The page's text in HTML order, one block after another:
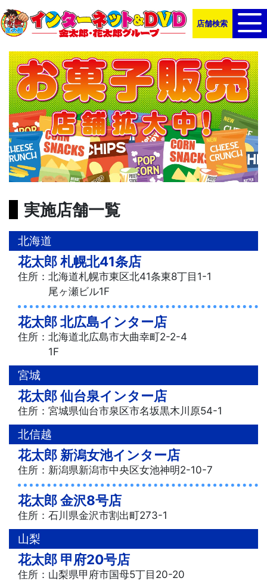
店舗検索
実施店舗一覧
北海道
花太郎 札幌北41条店
住所：北海道札幌市東区北41条東8丁目1-1
尾ヶ瀬ビル1F
花太郎 北広島インター店
住所：北海道北広島市大曲幸町2-2-4
1F
宮城
花太郎 仙台泉インター店
住所：宮城県仙台市泉区市名坂黒木川原54-1
北信越
花太郎 新潟女池インター店
住所：新潟県新潟市中央区女池神明2-10-7
花太郎 金沢8号店
住所：石川県金沢市割出町273-1
山梨
花太郎 甲府20号店
住所：山梨県甲府市国母5丁目20-20